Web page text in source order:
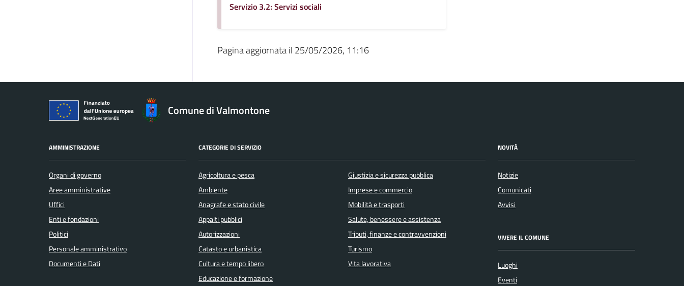
Servizio 3.2: Servizi sociali
Pagina aggiornata il 25/05/2026, 11:16
Comune di Valmontone
AMMINISTRAZIONE
Organi di governo
Aree amministrative
Uffici
Enti e fondazioni
Politici
Personale amministrativo
Documenti e Dati
CATEGORIE DI SERVIZIO
Agricoltura e pesca
Ambiente
Anagrafe e stato civile
Appalti pubblici
Autorizzazioni
Catasto e urbanistica
Cultura e tempo libero
Educazione e formazione
Giustizia e sicurezza pubblica
Imprese e commercio
Mobilità e trasporti
Salute, benessere e assistenza
Tributi, finanze e contravvenzioni
Turismo
Vita lavorativa
NOVITÀ
Notizie
Comunicati
Avvisi
VIVERE IL COMUNE
Luoghi
Eventi